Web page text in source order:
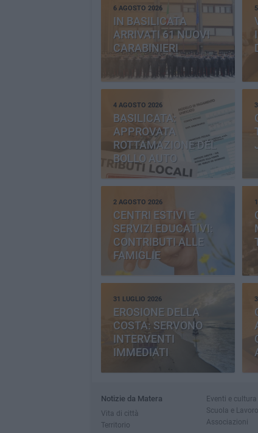
6 AGOSTO 2026
IN BASILICATA
ARRIVATI 61 NUOVI
CARABINIERI
4 AGOSTO 2026
BASILICATA:
APPROVATA
ROTTAMAZIONE DEL
BOLLO AUTO
2 AGOSTO 2026
CENTRI ESTIVI E
SERVIZI EDUCATIVI:
CONTRIBUTI ALLE
FAMIGLIE
31 LUGLIO 2026
EROSIONE DELLA
COSTA: SERVONO
INTERVENTI
IMMEDIATI
Notizie da Matera
Vita di città
Territorio
Eventi e cultura
Scuola e Lavoro
Associazioni